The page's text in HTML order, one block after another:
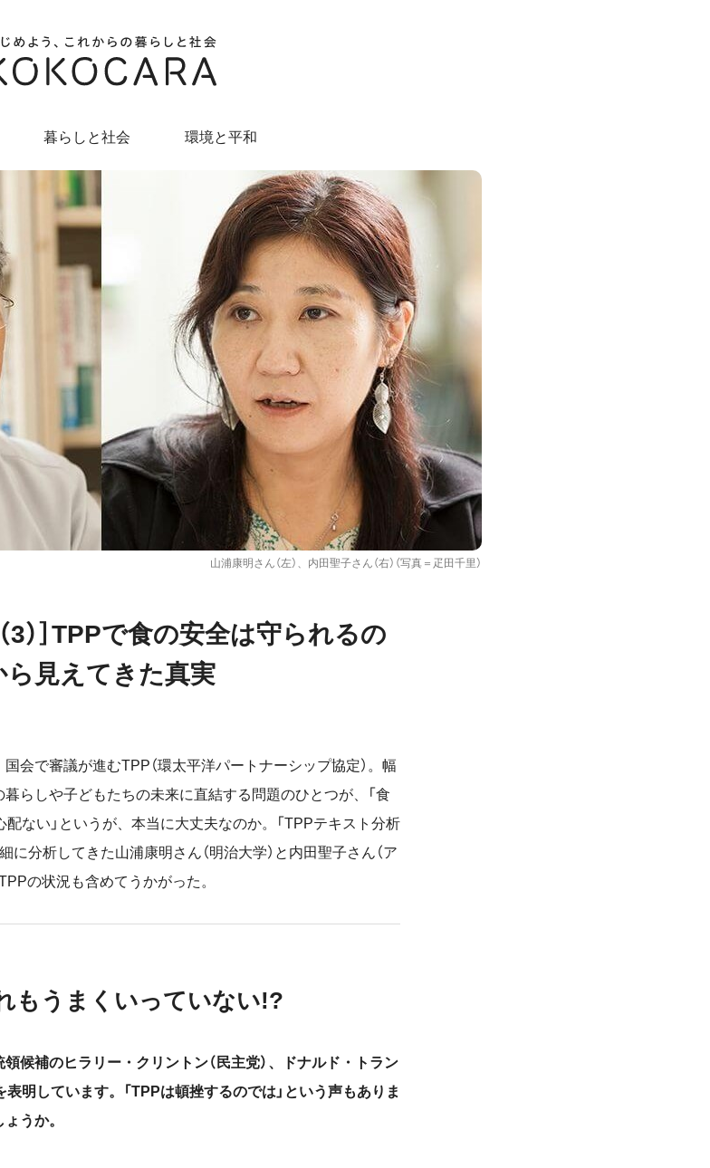
暮らしと社会 環境と平和
山浦康明さん（左）、内田聖子さん（右）（写真＝疋田千里）
3）］TPPで食の安全は守られるの
見えてきた真実
会で審議が進むTPP（環太平洋パートナーシップ協定）。幅
らしや子どもたちの未来に直結する問題のひとつが、「食
配ない」というが、本当に大丈夫なのか。「TPPテキスト分析
に分析してきた山浦康明さん（明治大学）と内田聖子さん（ア
の状況も含めてうかがった。
もうまくいっていない!?
補のヒラリー・クリントン（民主党）、ドナルド・トラン
表明しています。「TPPは頓挫するのでは」という声もありま
うか。